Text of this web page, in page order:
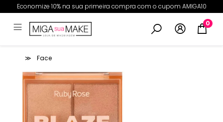
Economize 10% na sua primeira compra com o cupom AMIGA10
0
Face